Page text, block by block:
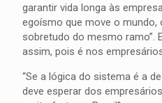
garantir vida longa às
egoísmo que move o mundo,
sobretudo do mesmo ramo”.
assim, pois é nos empresári
“Se a lógica do sistema é a
deve esperar dos